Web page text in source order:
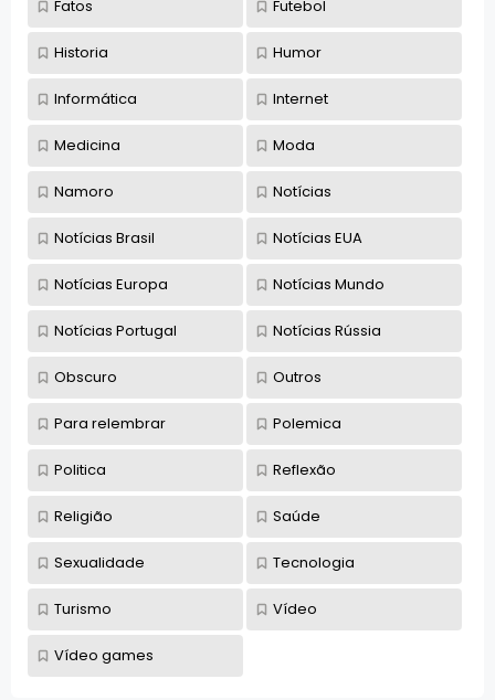
Fatos Futebol
Historia Humor
Informática Internet
Medicina Moda
Namoro Notícias
Notícias Brasil Notícias EUA
Notícias Europa Notícias Mundo
Notícias Portugal Notícias Rússia
Obscuro Outros
Para relembrar Polemica
Politica Reflexão
Religião Saúde
Sexualidade Tecnologia
Turismo Vídeo
Vídeo games